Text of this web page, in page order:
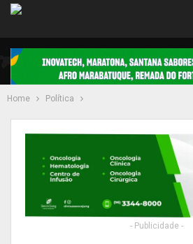
Home Política
- Publicidade -